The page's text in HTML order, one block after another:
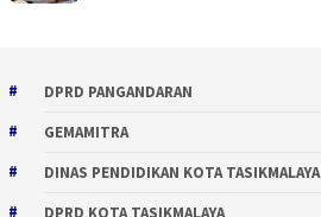
DPRD PANGANDARAN
GEMAMITRA
DINAS PENDIDIKAN KOTA TASIKMALAYA
DPRD KOTA TASIKMALAYA